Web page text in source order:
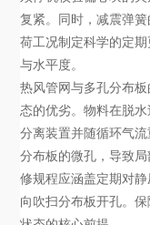
复紧。同时，减震弹
荷工况制定科学的定
与水平度。
热风管网与多孔分布
态的优劣。物料在脱
分离装置并随循环气
分布板的微孔，导致
修规程应涵盖定期对
向吹扫分布板开孔。